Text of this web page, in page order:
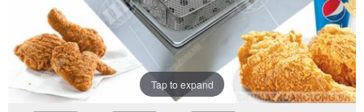
Tap to expand